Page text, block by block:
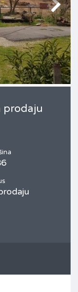
prodaju